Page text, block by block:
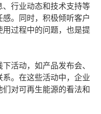
行业动态和技术支持等
。同时，积极倾听客户
过程中的问题，也是提
活动，如产品发布会、
。在这些活动中，企业
对可再生能源的看法和